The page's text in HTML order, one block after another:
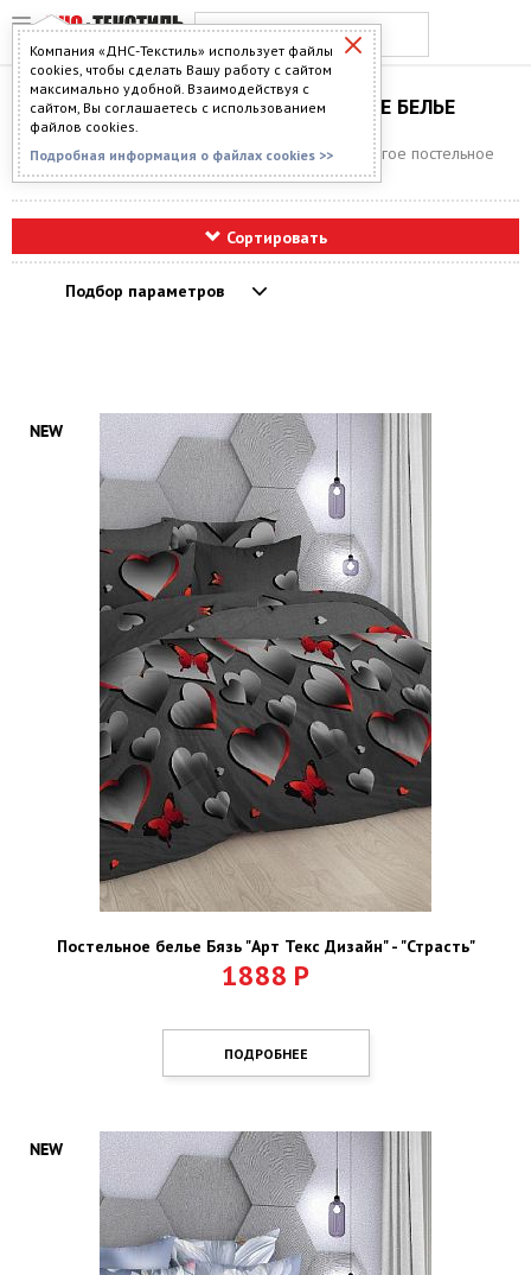
Компания «ДНС-Текстиль» использует файлы
cookies, чтобы сделать Вашу работу с сайтом
максимально удобной. Взаимодействуя с
сайтом, Вы соглашаетесь с использованием
файлов cookies.
Подробная информация о файлах cookies >>
НЕДОРОГОЕ ПОСТЕЛЬНОЕ БЕЛЬЕ
Главная >Каталог>Постельное бельё> Недорогое постельное
белье
Сортировать
Подбор параметров
Постельное белье Бязь "Арт Текс Дизайн" - "Страсть"
1888 Р
ПОДРОБНЕЕ